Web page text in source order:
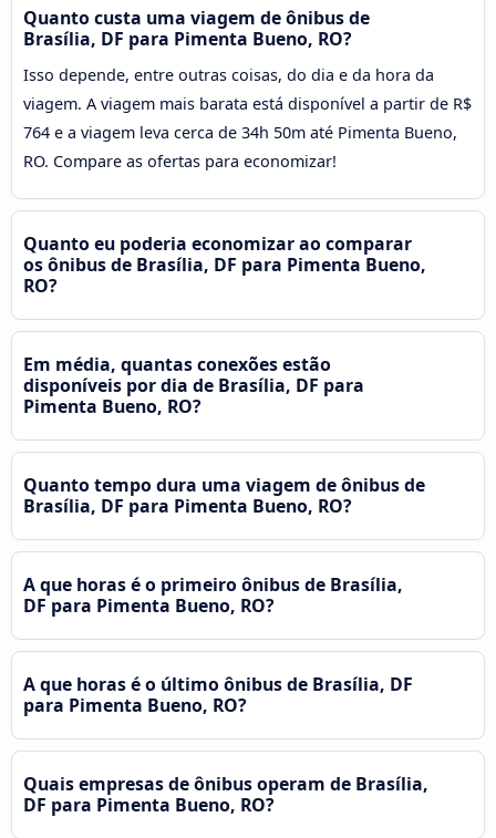
Quanto custa uma viagem de ônibus de
Brasília, DF para Pimenta Bueno, RO?
Isso depende, entre outras coisas, do dia e da hora da
viagem. A viagem mais barata está disponível a partir de R$
764 e a viagem leva cerca de 34h 50m até Pimenta Bueno,
RO. Compare as ofertas para economizar!
Quanto eu poderia economizar ao comparar
os ônibus de Brasília, DF para Pimenta Bueno,
RO?
Em média, quantas conexões estão
disponíveis por dia de Brasília, DF para
Pimenta Bueno, RO?
Quanto tempo dura uma viagem de ônibus de
Brasília, DF para Pimenta Bueno, RO?
A que horas é o primeiro ônibus de Brasília,
DF para Pimenta Bueno, RO?
A que horas é o último ônibus de Brasília, DF
para Pimenta Bueno, RO?
Quais empresas de ônibus operam de Brasília,
DF para Pimenta Bueno, RO?